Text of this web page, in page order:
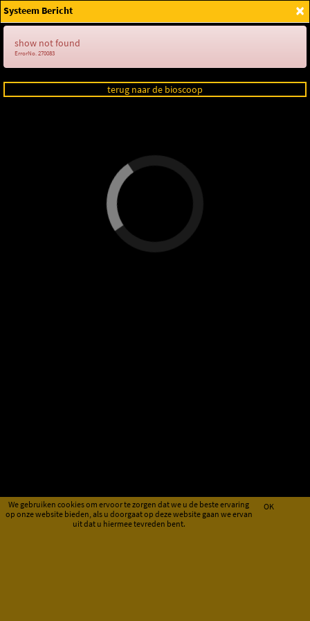
Login
We gebruiken cookies om ervoor te zorgen dat we u de beste ervaring
op onze website bieden, als u doorgaat op deze website gaan we ervan
uit dat u hiermee tevreden bent.
OK
×
Systeem Bericht
show not found
ErrorNo. 270083
terug naar de bioscoop